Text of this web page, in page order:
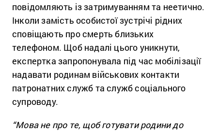
повідомляють із затримуванням та неетично.
Інколи замість особистої зустрічі рідних
сповіщають про смерть близьких
телефоном. Щоб надалі цього уникнути,
експертка запропонувала під час мобілізації
надавати родинам військових контакти
патронатних служб та служб соціального
супроводу.
“Мова не про те, щоб готувати родини до